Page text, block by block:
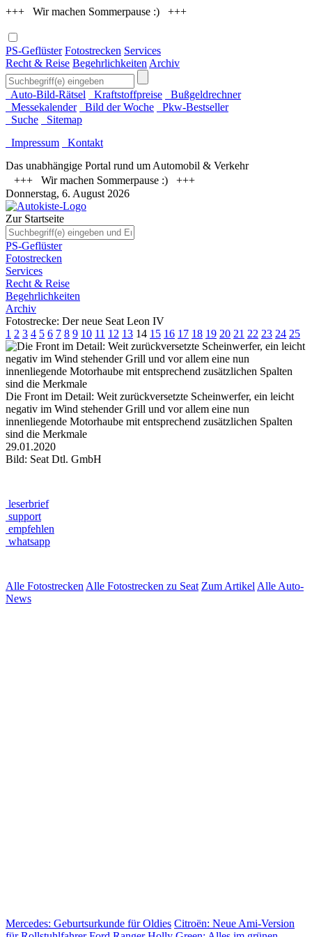
+++ Wir machen Sommerpause :) +++
PS-Geflüster Fotostrecken Services
Recht & Reise Begehrlichkeiten Archiv
Auto-Bild-Rätsel Kraftstoffpreise
Bußgeldrechner
Messekalender
Bild der Woche
Pkw-Bestseller
Suche
Sitemap
Impressum
Kontakt
Das unabhängige Portal rund um Automobil & Verkehr
+++ Wir machen Sommerpause :) +++
Donnerstag, 6. August 2026
Zur Startseite
PS-Geflüster
Fotostrecken
Services
Recht & Reise
Begehrlichkeiten
Archiv
Fotostrecke: Der neue Seat Leon IV
1 2 3 4 5 6 7 8 9 10 11 12 13 14 15 16 17 18 19 20 21 22 23 24 25
Die Front im Detail: Weit zurückversetzte Scheinwerfer, ein leicht
negativ im Wind stehender Grill und vor allem eine nun
innenliegende Motorhaube mit entsprechend zusätzlichen Spalten
sind die Merkmale
29.01.2020
Bild: Seat Dtl. GmbH
leserbrief
support
empfehlen
whatsapp
Alle Fotostrecken Alle Fotostrecken zu Seat Zum Artikel Alle Auto-
News
Mercedes: Geburtsurkunde für Oldies Citroën: Neue Ami-Version